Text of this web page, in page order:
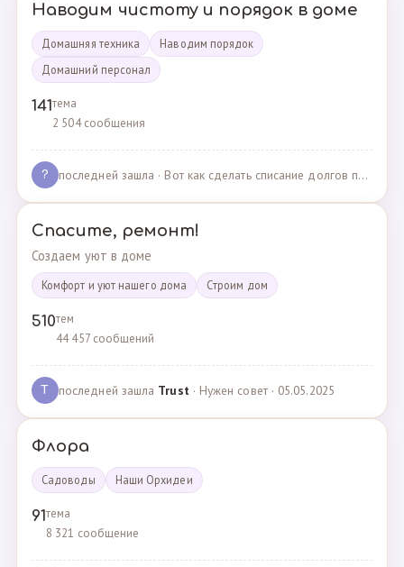
Наводим чистоту и порядок в доме
Домашняя техника
Наводим порядок
Домашний персонал
141тема
2 504 сообщения
? последней зашла · Вот как сделать списание долгов по жкх? · 02.05.2025
Спасите, ремонт!
Создаем уют в доме
Комфорт и уют нашего дома Cтроим дом
510тем
44 457 сообщений
T последней зашла Trust · Нужен совет · 05.05.2025
Флора
Садоводы Наши Орхидеи
91тема
8 321 сообщение